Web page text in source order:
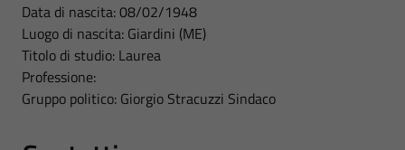
Data di nascita: 08/02/1948
Luogo di nascita: Giardini (ME)
Titolo di studio: Laurea
Professione:
Gruppo politico: Giorgio Stracuzzi Sindaco